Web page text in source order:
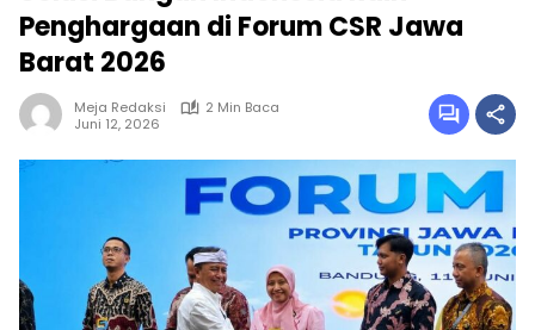
Penghargaan di Forum CSR Jawa
Barat 2026
Meja Redaksi
2 Min Baca
Juni 12, 2026